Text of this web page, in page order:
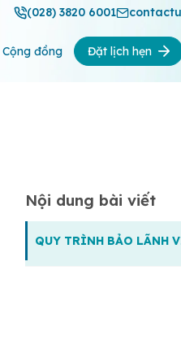
(028) 3820 6001
Cộng đồng Đặt lịch hẹn
Nội dung bài viết
QUY TRÌNH BẢO LÃNH